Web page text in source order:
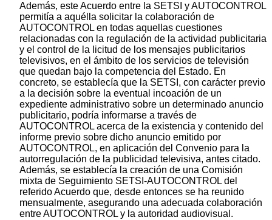
Además, este Acuerdo entre la SETSI y AUTOCONTROL
permitía a aquélla solicitar la colaboración de
AUTOCONTROL en todas aquellas cuestiones
relacionadas con la regulación de la actividad publicitaria
y el control de la licitud de los mensajes publicitarios
televisivos, en el ámbito de los servicios de televisión
que quedan bajo la competencia del Estado. En
concreto, se establecía que la SETSI, con carácter previo
a la decisión sobre la eventual incoación de un
expediente administrativo sobre un determinado anuncio
publicitario, podría informarse a través de
AUTOCONTROL acerca de la existencia y contenido del
informe previo sobre dicho anuncio emitido por
AUTOCONTROL, en aplicación del Convenio para la
autorregulación de la publicidad televisiva, antes citado.
Además, se establecía la creación de una Comisión
mixta de Seguimiento SETSI-AUTOCONTROL del
referido Acuerdo que, desde entonces se ha reunido
mensualmente, asegurando una adecuada colaboración
entre AUTOCONTROL y la autoridad audiovisual.